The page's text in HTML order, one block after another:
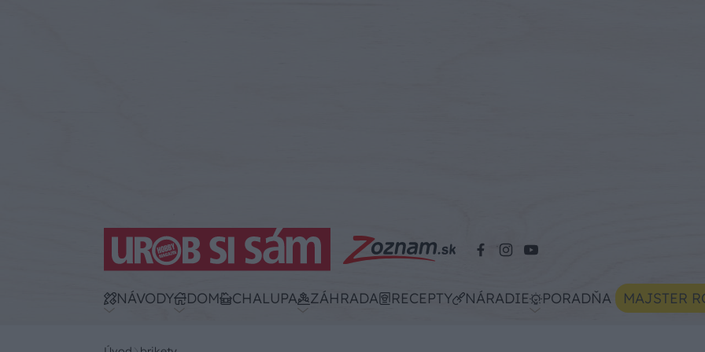
NÁVODY DOM CHALUPA ZÁHRADA RECEPTY NÁRADIE PORADŇA MAJSTER